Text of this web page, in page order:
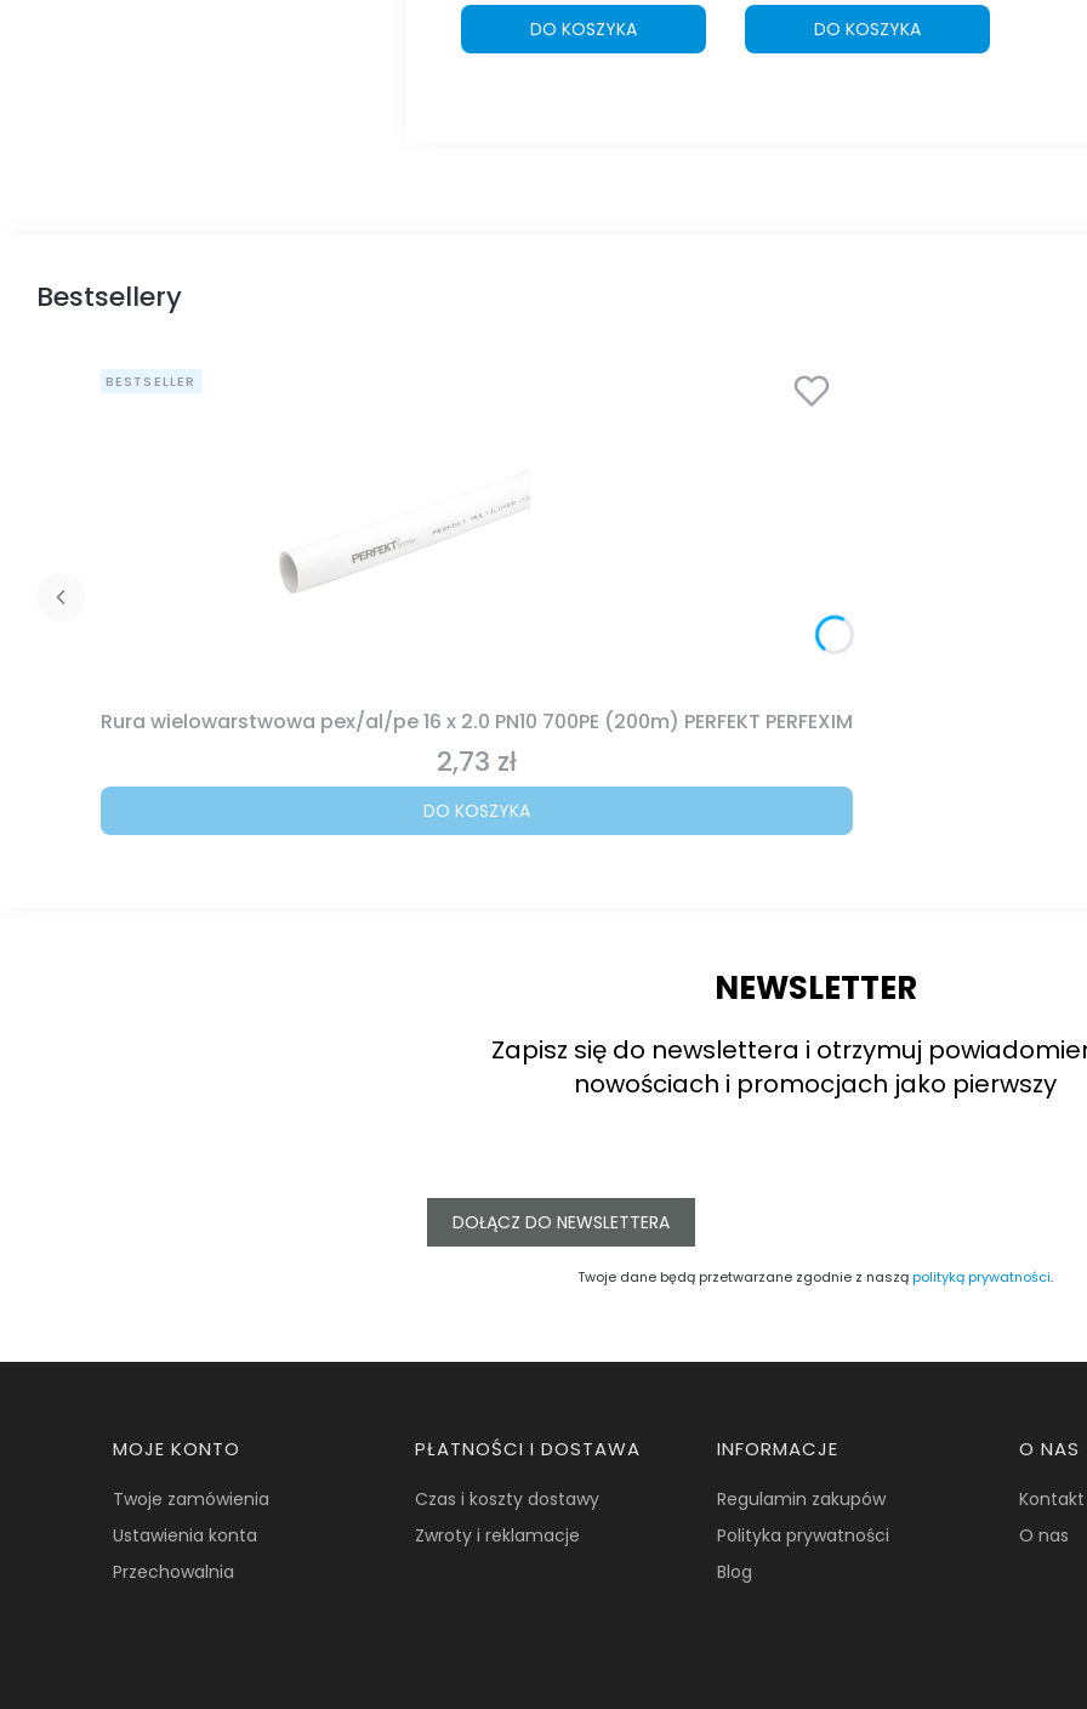
DO KOSZYKA DO KOSZYKA
Bestsellery
BESTSELLER
Rura wielowarstwowa pex/al/pe 16 x 2.0 PN10 700PE (200m) PERFEKT PERFEXIM
Cena
2,73 zł
DO KOSZYKA
NEWSLETTER
Zapisz się do newslettera i otrzymuj
nowościach i promocjach jako pierwszy
DOŁĄCZ DO NEWSLETTERA
Twoje dane będą przetwarzane zgodnie z nasząpolityką prywatności.
Linki w stopce
MOJE KONTO
Twoje zamówienia
Ustawienia konta
Przechowalnia
PŁATNOŚCI I DOSTAWA
Czas i koszty dostawy
Zwroty i reklamacje
INFORMACJE
Regulamin zakupów
Polityka prywatności
Blog
O NAS
Kontakt
O nas